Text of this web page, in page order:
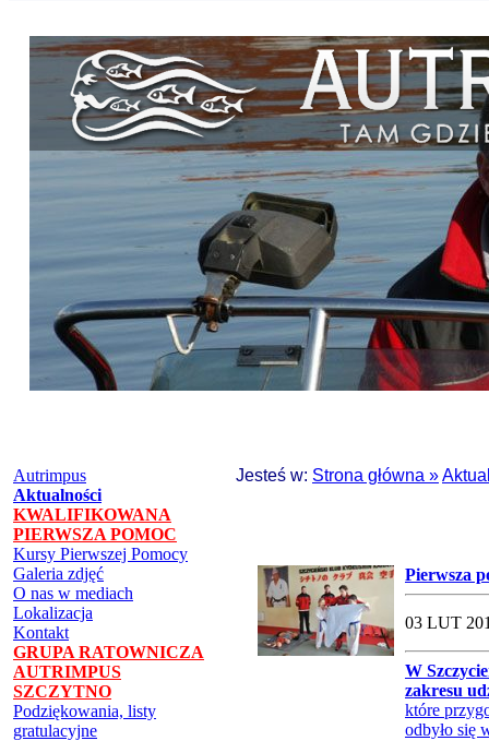
Autrimpus
Aktualności
KWALIFIKOWANA
PIERWSZA POMOC
Kursy Pierwszej Pomocy
Galeria zdjęć
O nas w mediach
Lokalizacja
Kontakt
GRUPA RATOWNICZA
AUTRIMPUS
SZCZYTNO
Podziękowania, listy
gratulacyjne
Jesteś w: Strona główna »
Pierwsza
03 LUT
W
zakresu
które
odbyło się